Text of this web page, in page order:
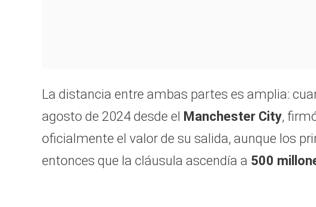
La distancia entre ambas partes es amplia:
agosto de 2024 desde el Manchester City,
oficialmente el valor de su salida, aunque los
entonces que la cláusula ascendía a 500